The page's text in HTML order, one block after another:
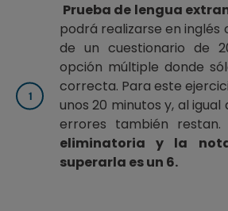
Prueba de lengua
podrá realizarse en inglés
de un cuestionario de
opción múltiple donde
correcta. Para este
unos 20 minutos y, al
errores también restan.
eliminatoria y la
superarla es un 6.